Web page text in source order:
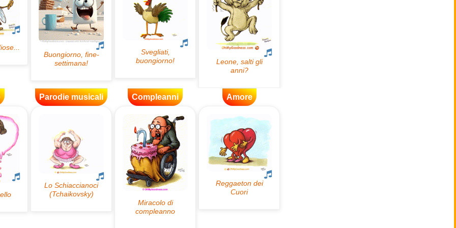
Parodie musicali Compleanni Amore